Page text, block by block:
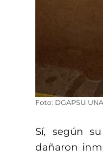
Foto: DGAPSU
Sí, según
dañaron